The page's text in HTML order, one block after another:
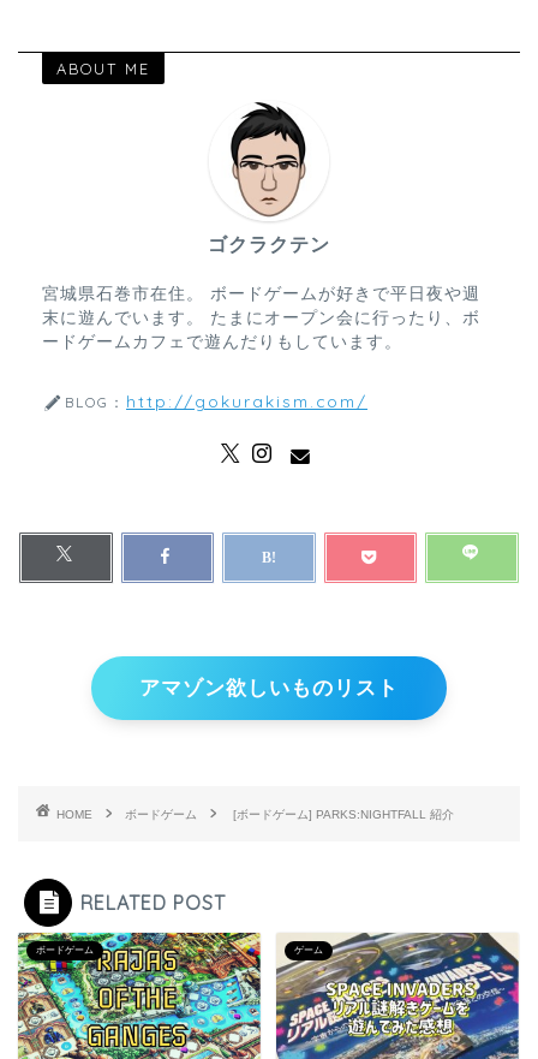
ABOUT ME
ゴクラクテン
宮城県石巻市在住。 ボードゲームが好きで平日夜や週
末に遊んでいます。 たまにオープン会に行ったり、ボ
ードゲームカフェで遊んだりもしています。
BLOG： http://gokurakism.com/
アマゾン欲しいものリスト
HOME ボードゲーム [ボードゲーム] PARKS:NIGHTFALL 紹介
RELATED POST
ボードゲーム ゲーム